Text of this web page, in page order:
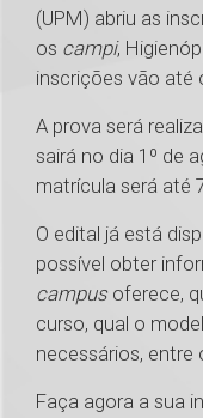
(UPM) abriu as
os campi,
inscrições vão até
A prova será
sairá no dia 1º de
matrícula será até
O edital já está
possível obter
campus oferece,
curso, qual o
necessários,
Faça agora a sua